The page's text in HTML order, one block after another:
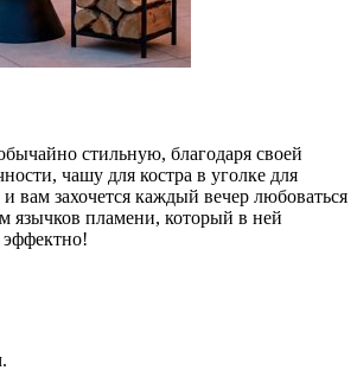
стильную, благодаря своей
чашу для костра в уголке для
вам захочется каждый вечер любоваться
язычков пламени, который в ней
эффектно!